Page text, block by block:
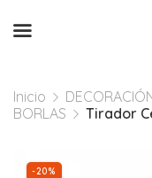
Inicio
BORLAS
Tirador
-20%